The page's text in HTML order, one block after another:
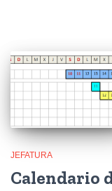
JEFATURA
Calendario